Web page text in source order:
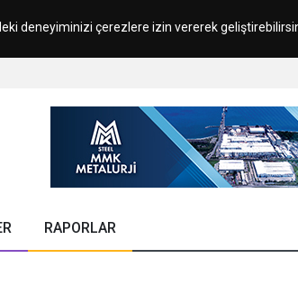
deneyiminizi çerezlere izin vererek
RAPORLAR